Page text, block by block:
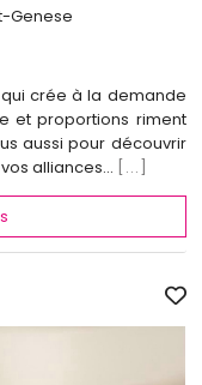
Genese
qui crée à la demande
et proportions riment
aussi pour découvrir
alliances...
[...]